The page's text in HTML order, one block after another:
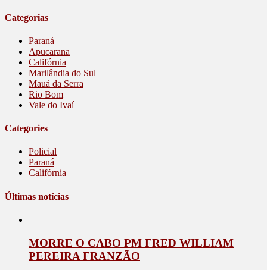
Categorias
Paraná
Apucarana
Califórnia
Marilândia do Sul
Mauá da Serra
Rio Bom
Vale do Ivaí
Categories
Policial
Paraná
Califórnia
Últimas notícias
MORRE O CABO PM FRED WILLIAM
PEREIRA FRANZÃO